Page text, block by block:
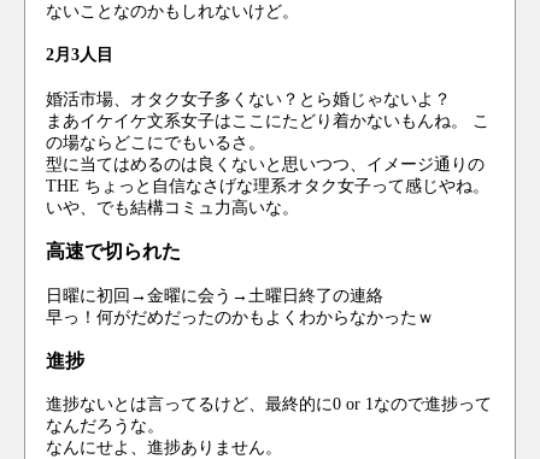
ないことなのかもしれないけど。
2月3人目
婚活市場、オタク女子多くない？とら婚じゃないよ？
まあイケイケ文系女子はここにたどり着かないもんね。 こ
の場ならどこにでもいるさ。
型に当てはめるのは良くないと思いつつ、イメージ通りの
THE ちょっと自信なさげな理系オタク女子って感じやね。
いや、でも結構コミュ力高いな。
高速で切られた
日曜に初回→金曜に会う→土曜日終了の連絡
早っ！何がだめだったのかもよくわからなかったｗ
進捗
進捗ないとは言ってるけど、最終的に0 or 1なので進捗って
なんだろうな。
なんにせよ、進捗ありません。